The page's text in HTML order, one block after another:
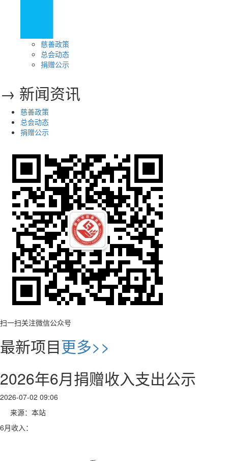
慈善政策
总会动态
捐赠公示
→ 新闻资讯
慈善政策
总会动态
捐赠公示
扫一扫关注微信公众号
最新项目更多>>
2026年6月捐赠收入支出公示
2026-07-02 09:06
来源：本站
6月收入：